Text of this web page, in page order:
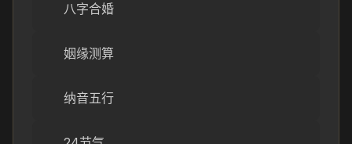
八字合婚
姻缘测算
纳音五行